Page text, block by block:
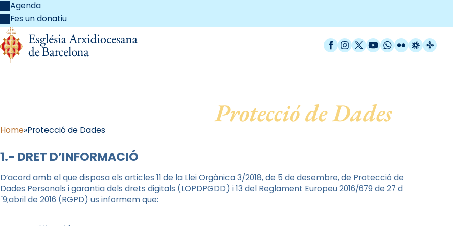
Agenda
Fes un donatiu
Facebook
Instagram
X / Twitter
YouTube
WhatsApp
FlickrRadio
Protecció de Dades
Home Protecció de Dades
1.- DRET D’INFORMACIÓ
D’acord amb el que disposa els articles 11 de la Llei Orgànica 3/2018, de 5 de desembre, de Protecció de
Dades Personals i garantia dels drets digitals (LOPDPGDD) i 13 del Reglament Europeu 2016/679 de 27 d
´9;abril de 2016 (RGPD) us informem que: